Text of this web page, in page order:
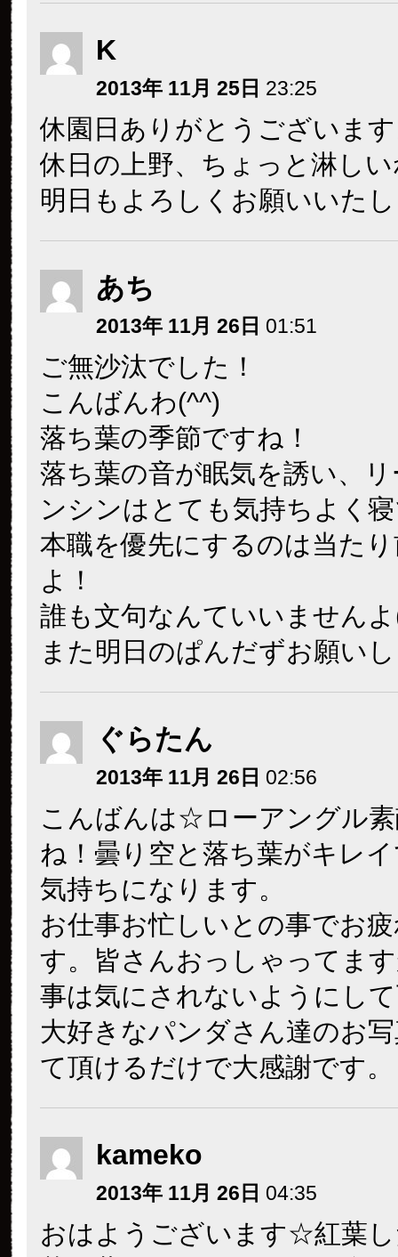
K
2013年 11月 25日 23:25
休園日ありがとうございま
休日の上野、ちょっと淋し
明日もよろしくお願いいた
あち
2013年 11月 26日 01:51
ご無沙汰でした！
こんばんわ(^^)
落ち葉の季節ですね！
落ち葉の音が眠気を誘い、
ンシンはとても気持ちよく
本職を優先にするのは当た
よ！
誰も文句なんていいません
また明日のぱんだずお願い
ぐらたん
2013年 11月 26日 02:56
こんばんは☆ローアングル
ね！曇り空と落ち葉がキレ
気持ちになります。
お仕事お忙しいとの事でお
す。皆さんおっしゃってま
事は気にされないようにし
大好きなパンダさん達のお
て頂けるだけで大感謝です。
kameko
2013年 11月 26日 04:35
おはようございます☆紅葉